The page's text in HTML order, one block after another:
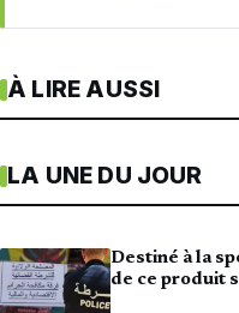
À LIRE AUSSI
LA UNE DU JOUR
Destiné à la
de ce produit